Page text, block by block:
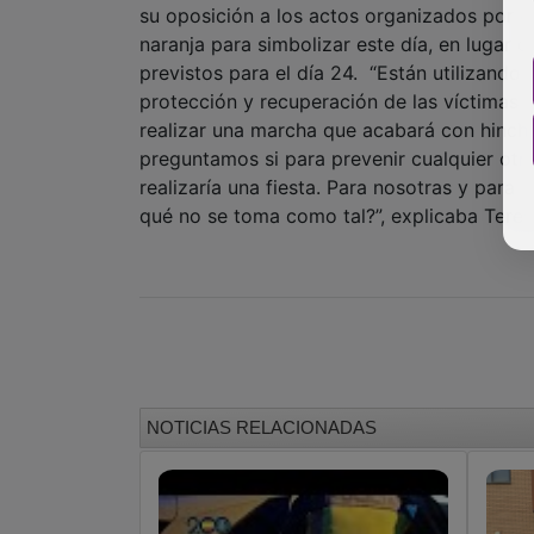
su oposición a los actos organizados por
naranja para simbolizar este día, en lugar
previstos para el día 24. “Están utilizando
protección y recuperación de las víctimas
realizar una marcha que acabará con
preguntamos si para prevenir cualquier
realizaría una fiesta. Para nosotras y para
qué no se toma como tal?”, explicaba
NOTICIAS RELACIONADAS